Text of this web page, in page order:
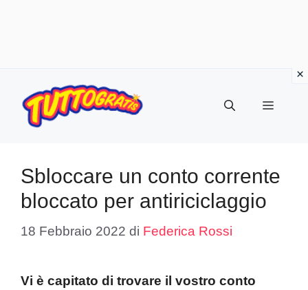
contenuto
Menu
Sbloccare un conto corrente
bloccato per antiriciclaggio
18 Febbraio 2022 di Federica Rossi
Vi è capitato di trovare il vostro conto